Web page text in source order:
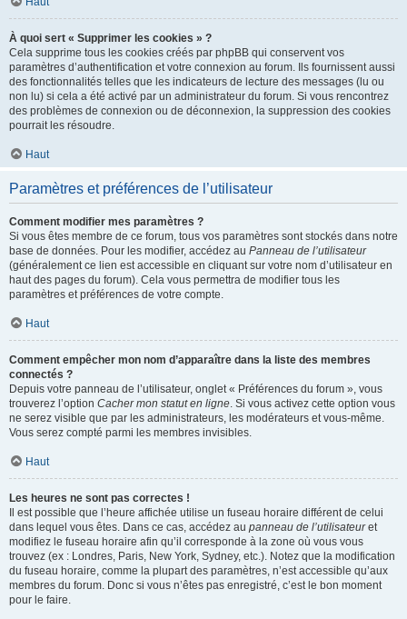
À quoi sert « Supprimer les cookies » ?
Cela supprime tous les cookies créés par phpBB qui conservent vos
paramètres d’authentification et votre connexion au forum. Ils fournissent aussi
des fonctionnalités telles que les indicateurs de lecture des messages (lu ou
non lu) si cela a été activé par un administrateur du forum. Si vous rencontrez
des problèmes de connexion ou de déconnexion, la suppression des cookies
pourrait les résoudre.
Haut
Paramètres et préférences de l’utilisateur
Comment modifier mes paramètres ?
Si vous êtes membre de ce forum, tous vos paramètres sont stockés dans notre
base de données. Pour les modifier, accédez au Panneau de l’utilisateur
(généralement ce lien est accessible en cliquant sur votre nom d’utilisateur en
haut des pages du forum). Cela vous permettra de modifier tous les
paramètres et préférences de votre compte.
Haut
Comment empêcher mon nom d’apparaître dans la liste des membres
connectés ?
Depuis votre panneau de l’utilisateur, onglet « Préférences du forum », vous
trouverez l’option Cacher mon statut en ligne. Si vous activez cette option vous
ne serez visible que par les administrateurs, les modérateurs et vous-même.
Vous serez compté parmi les membres invisibles.
Haut
Les heures ne sont pas correctes !
Il est possible que l’heure affichée utilise un fuseau horaire différent de celui
dans lequel vous êtes. Dans ce cas, accédez au panneau de l’utilisateuret
modifiez le fuseau horaire afin qu’il corresponde à la zone où vous vous
trouvez (ex : Londres, Paris, New York, Sydney, etc.). Notez que la modification
du fuseau horaire, comme la plupart des paramètres, n’est accessible qu’aux
membres du forum. Donc si vous n’êtes pas enregistré, c’est le bon moment
pour le faire.